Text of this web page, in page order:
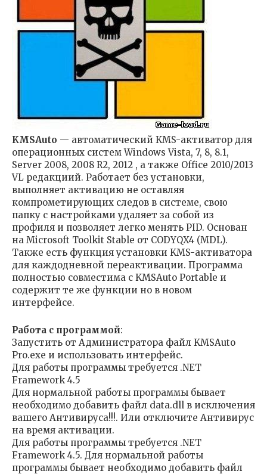
KMSAuto — автоматический KMS-активатор для
операционных систем Windows Vista, 7, 8, 8.1,
Server 2008, 2008 R2, 2012 , а также Office 2010/2013
VL редакциий. Работает без установки,
выполняет активацию не оставляя
компрометирующих следов в системе, свою
папку с настройками удаляет за собой из
профиля и позволяет легко менять PID. Основан
на Microsoft Toolkit Stable от CODYQX4 (MDL).
Также есть функция установки KMS-активатора
для каждодневной переактивации. Программа
полностью совместима с KMSAuto Portable и
содержит те же функции но в новом
интерфейсе.
Работа с программой:
Запустить от Администратора файл KMSAuto
Pro.exe и использовать интерфейс.
Для работы программы требуется .NET
Framework 4.5
Для нормальной работы программы бывает
необходимо добавить файл data.dll в исключения
вашего Антивируса!!!. Или отключите Антивирус
на время активации.
Для работы программы требуется .NET
Framework 4.5. Для нормальной работы
программы бывает необходимо добавить файл